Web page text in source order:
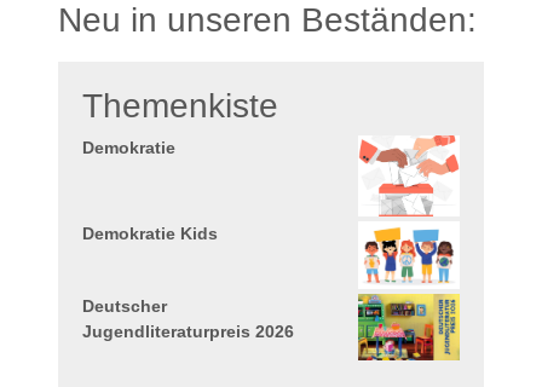
Neu in unseren Beständen:
Themenkiste
Demokratie
Demokratie Kids
Deutscher
Jugendliteraturpreis 2026